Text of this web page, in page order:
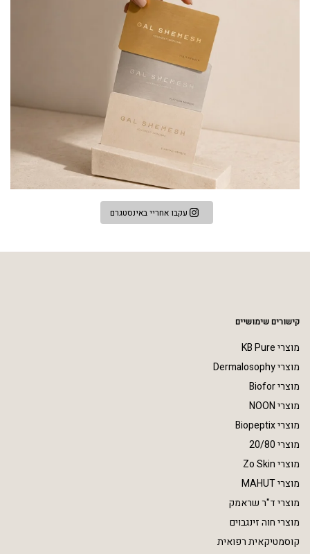
עקבו אחריי באינסטגרם
קישורים שימושיים
מוצרי KB Pure
מוצרי Dermalosophy
מוצרי Biofor
מוצרי NOON
מוצרי Biopeptix
מוצרי 20/80
מוצרי Zo Skin
מוצרי MAHUT
מוצרי ד"ר שראמק
מוצרי חוה זינגבוים
קוסמטיקאית רפואית